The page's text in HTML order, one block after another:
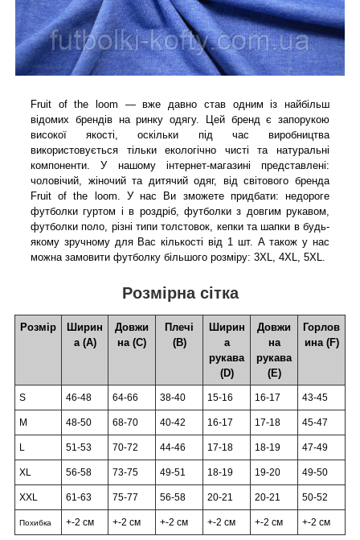
Fruit of the loom — вже давно став одним із найбільш
відомих брендів на ринку одягу. Цей бренд є запорукою
високої якості, оскільки під час виробництва
використовується тільки екологічно чисті та натуральні
компоненти. У нашому інтернет-магазині представлені:
чоловічий, жіночий та дитячий одяг, від світового бренда
Fruit of the loom. У нас Ви зможете придбати: недороге
футболки гуртом і в роздріб, футболки з довгим рукавом,
футболки поло, різні типи толстовок, кепки та шапки в будь-
якому зручному для Вас кількості від 1 шт. А також у нас
можна замовити футболку більшого розміру: 3XL, 4XL, 5XL.
Розмірна сітка
Розмір
Ширин
а (А)
Довжи
на (С)
Плечі
(В)
Ширин
а
рукава
(D)
Довжи
на
рукава
(Е)
Горлов
ина (F)
S 46-48 64-66 38-40 15-16 16-17 43-45
M 48-50 68-70 40-42 16-17 17-18 45-47
L 51-53 70-72 44-46 17-18 18-19 47-49
XL 56-58 73-75 49-51 18-19 19-20 49-50
XXL 61-63 75-77 56-58 20-21 20-21 50-52
Похибка +-2 см +-2 см +-2 см +-2 см +-2 см +-2 см